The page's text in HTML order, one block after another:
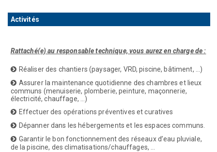
Activités
Rattaché(e) au responsable technique, vous aurez en charge de :
Réaliser des chantiers (paysager, VRD, piscine, bâtiment, …)
Assurer la maintenance quotidienne des chambres et lieux
communs (menuiserie, plomberie, peinture, maçonnerie,
électricité, chauffage, …)
Effectuer des opérations préventives et curatives
Dépanner dans les hébergements et les espaces communs.
Garantir le bon fonctionnement des réseaux d’eau pluviale,
de la piscine, des climatisations/chauffages, …